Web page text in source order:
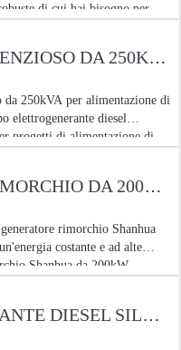
di cui hai bisogno per
GENERATORE DIESEL SILENZIOSO DA 250KVA
250kVA per alimentazione di
progetti di alimentazione di
rumore, l'uscita stabile e la
GRUPPO GENERATORE RIMORCHIO DA 200KW
rimorchio Shanhua
costante e ad alte
Shanhua da 200kW,
GRUPPO ELETTROGENERANTE DIESEL SILENZIOSO DA 500KVA